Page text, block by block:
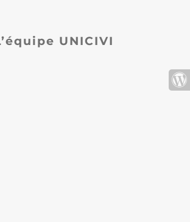
UNICIVI